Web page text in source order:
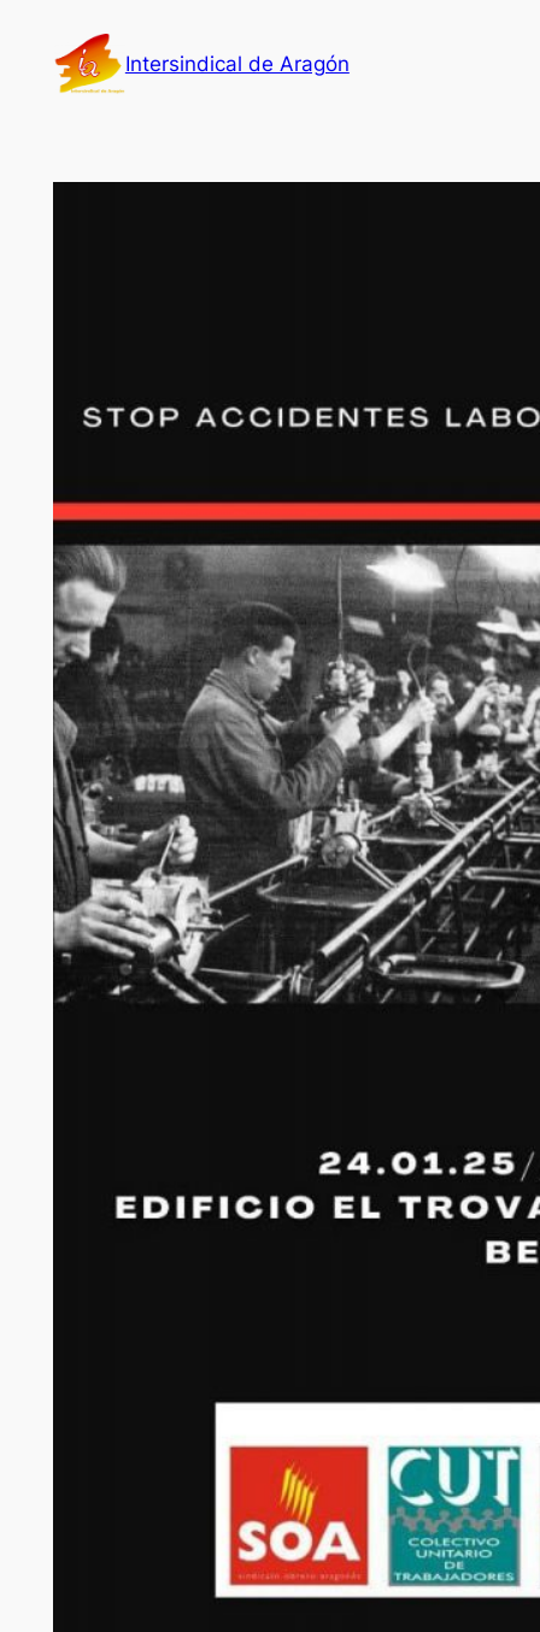
contenido
Intersindical de Aragón